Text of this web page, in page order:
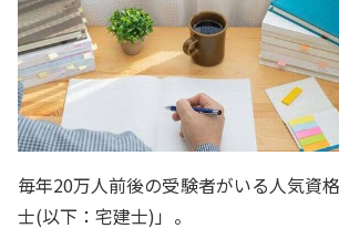
毎年20万人前後の受験者がいる人気資
士(以下：宅建士)」。